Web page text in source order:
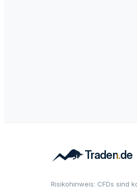
Risikohinweis: CFDs sind